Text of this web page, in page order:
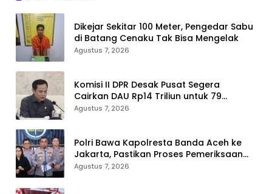
Dikejar Sekitar 100 Meter, Pengedar Sabu
Agustus 7, 2026
Komisi II DPR Desak Pusat Segera
Cairkan DAU Rp14 Triliun untuk 79
Daerah, Gaji PNS Terancam Telat
Agustus 7, 2026
Polri Bawa Kapolresta Banda Aceh ke
Jakarta, Pastikan Proses Pemeriksaan
Profesional dan Transparan
Agustus 7, 2026